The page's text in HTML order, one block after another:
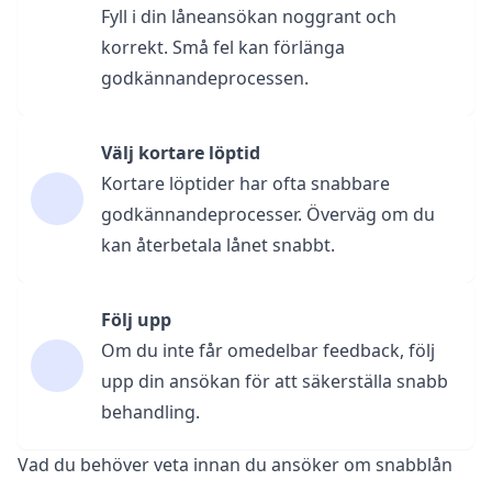
Fyll i din låneansökan noggrant och
korrekt. Små fel kan förlänga
godkännandeprocessen.
Välj kortare löptid
Kortare löptider har ofta snabbare
godkännandeprocesser. Överväg om du
kan återbetala lånet snabbt.
Följ upp
Om du inte får omedelbar feedback, följ
upp din ansökan för att säkerställa snabb
behandling.
Vad du behöver veta innan du ansöker om snabblån